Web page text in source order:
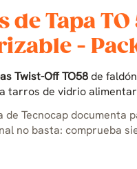
de Tapa
-
Twist-Off TO58de
tarros de vidrio
de Tecnocap documenta
no basta: comprueba